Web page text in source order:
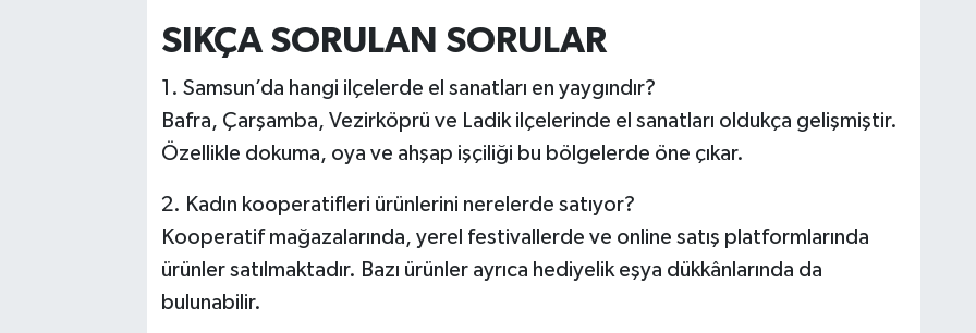
SIKÇA SORULAN SORULAR
1. Samsun’da hangi ilçelerde el sanatları en yaygındır?
Bafra, Çarşamba, Vezirköprü ve Ladik ilçelerinde el sanatları oldukça gelişmiştir.
Özellikle dokuma, oya ve ahşap işçiliği bu bölgelerde öne çıkar.
2. Kadın kooperatifleri ürünlerini nerelerde satıyor?
Kooperatif mağazalarında, yerel festivallerde ve online satış platformlarında
ürünler satılmaktadır. Bazı ürünler ayrıca hediyelik eşya dükkânlarında da
bulunabilir.